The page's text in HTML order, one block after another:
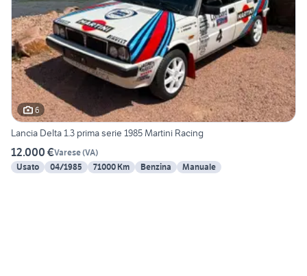
6
Lancia Delta 1.3 prima serie 1985 Martini Racing
12.000 €Varese(VA)
Usato
04/1985 71000 Km Benzina Manuale